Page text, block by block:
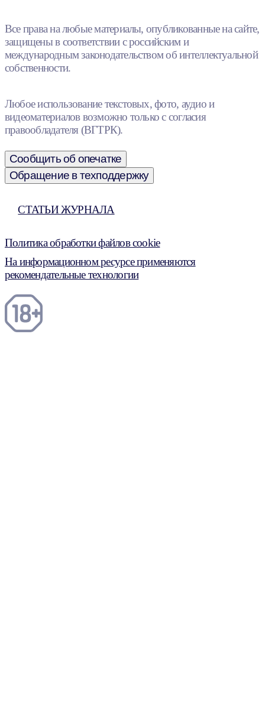
Все права на любые материалы, опубликованные на сайте,
защищены в соответствии с российским и
международным законодательством об интеллектуальной
собственности.
Любое использование текстовых, фото, аудио и
видеоматериалов возможно только с согласия
правообладателя (ВГТРК).
Сообщить об опечатке
Обращение в техподдержку
СТАТЬИ ЖУРНАЛА
Политика обработки файлов cookie
На информационном ресурсе применяются
рекомендательные технологии